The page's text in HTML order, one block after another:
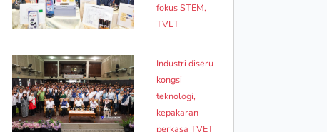
fokus STEM,
TVET
Industri diseru
kongsi
teknologi,
kepakaran
perkasa TVET